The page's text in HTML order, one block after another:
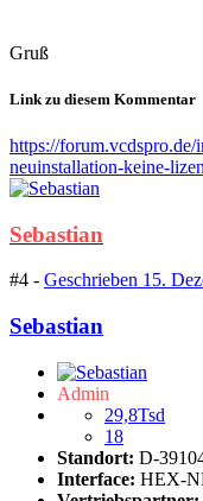
Gruß
Link zu diesem Kommentar
https://
neuinstallation-keine-
Sebastian
#4 - Geschrieben 15.
Sebastian
Admin
29,8Tsd
18
Standort: D-
Interface: HEX-